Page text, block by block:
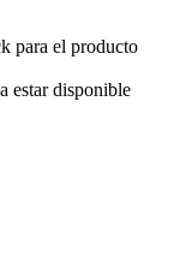
para el producto
estar disponible